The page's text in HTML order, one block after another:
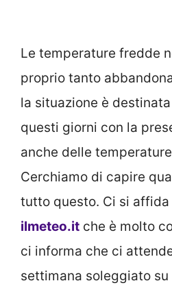
Le temperature fredde
proprio tanto
la situazione è
questi giorni con la
anche delle
Cerchiamo di capire
tutto questo. Ci si
ilmeteo.it che è molto
ci informa che ci
settimana soleggiato